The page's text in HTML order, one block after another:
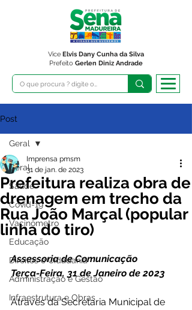
Prefeito Gerlen Diniz Andrade
Vice Elvis Dany Cunha da Silva
Post
Geral
Saúde
Covid-19
Vacinômetro
Educação
Direitos e Cidadania
Administração e Gestão
Infraestrutura e Obras
Geral
Prefeitura realiza obra de
drenagem em trecho da
Rua João Marçal (popular
linha do tiro)
Imprensa pmsm
31 de jan. de 2023
Assessoria de Comunicação
Terça-Feira, 31 de Janeiro de 2023
Através da Secretaria Municipal de